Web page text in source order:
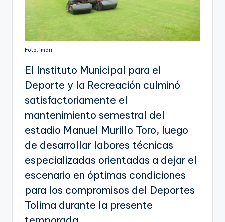
Foto: Imdri
El Instituto Municipal para el
Deporte y la Recreación culminó
satisfactoriamente el
mantenimiento semestral del
estadio Manuel Murillo Toro, luego
de desarrollar labores técnicas
especializadas orientadas a dejar el
escenario en óptimas condiciones
para los compromisos del Deportes
Tolima durante la presente